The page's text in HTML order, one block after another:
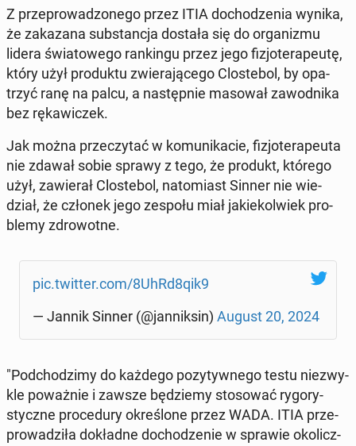
Z prze­pro­wa­dzo­ne­go przez ITIA do­cho­dze­nia wynika,
że za­ka­za­na sub­stan­cja dostała się do or­ga­ni­zmu
lidera świa­to­we­go ran­kin­gu przez jego fi­zjo­te­ra­peu­tę,
który użył pro­duk­tu zwie­ra­ją­ce­go Clo­ste­bol, by opa­
trzyć ranę na palcu, a na­stęp­nie masował za­wod­ni­ka
bez rę­ka­wi­czek.
Jak można prze­czy­tać w ko­mu­ni­ka­cie, fi­zjo­te­ra­peu­ta
nie zdawał sobie sprawy z tego, że produkt, którego
użył, za­wie­rał Clo­ste­bol, na­to­miast Sinner nie wie­
dział, że członek jego zespołu miał ja­kie­kol­wiek pro­
ble­my zdro­wot­ne.
pic.twitter.com/8UhRd8qik9
— Jannik Sinner (@jan­nik­sin) August 20, 2024
"Pod­cho­dzi­my do każdego po­zy­tyw­ne­go testu nie­zwy­
kle po­waż­nie i zawsze bę­dzie­my sto­so­wać ry­go­ry­
stycz­ne pro­ce­du­ry okre­ślo­ne przez WADA. ITIA prze­
pro­wa­dzi­ła do­kład­ne do­cho­dze­nie w sprawie oko­licz­